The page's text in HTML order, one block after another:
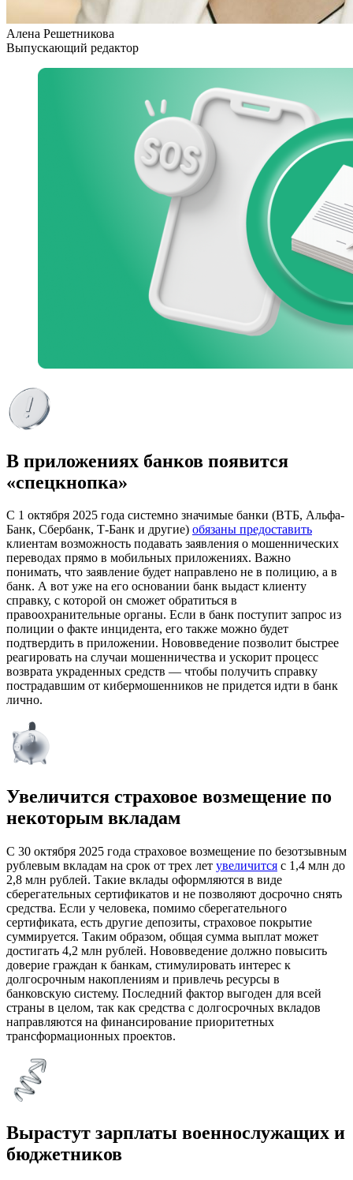
Алена Решетникова
Выпускающий редактор
В приложениях банков появится
«спецкнопка»
С 1 октября 2025 года системно значимые банки (ВТБ, Альфа-
Банк, Сбербанк, Т-Банк и другие) обязаны предоставить
клиентам возможность подавать заявления о мошеннических
переводах прямо в мобильных приложениях. Важно
понимать, что заявление будет направлено не в полицию, а в
банк. А вот уже на его основании банк выдаст клиенту
справку, с которой он сможет обратиться в
правоохранительные органы. Если в банк поступит запрос из
полиции о факте инцидента, его также можно будет
подтвердить в приложении. Нововведение позволит быстрее
реагировать на случаи мошенничества и ускорит процесс
возврата украденных средств — чтобы получить справку
пострадавшим от кибермошенников не придется идти в банк
лично.
Увеличится страховое возмещение по
некоторым вкладам
С 30 октября 2025 года страховое возмещение по безотзывным
рублевым вкладам на срок от трех лет увеличится с 1,4 млн до
2,8 млн рублей. Такие вклады оформляются в виде
сберегательных сертификатов и не позволяют досрочно снять
средства. Если у человека, помимо сберегательного
сертификата, есть другие депозиты, страховое покрытие
суммируется. Таким образом, общая сумма выплат может
достигать 4,2 млн рублей. Нововведение должно повысить
доверие граждан к банкам, стимулировать интерес к
долгосрочным накоплениям и привлечь ресурсы в
банковскую систему. Последний фактор выгоден для всей
страны в целом, так как средства с долгосрочных вкладов
направляются на финансирование приоритетных
трансформационных проектов.
Вырастут зарплаты военнослужащих и
бюджетников